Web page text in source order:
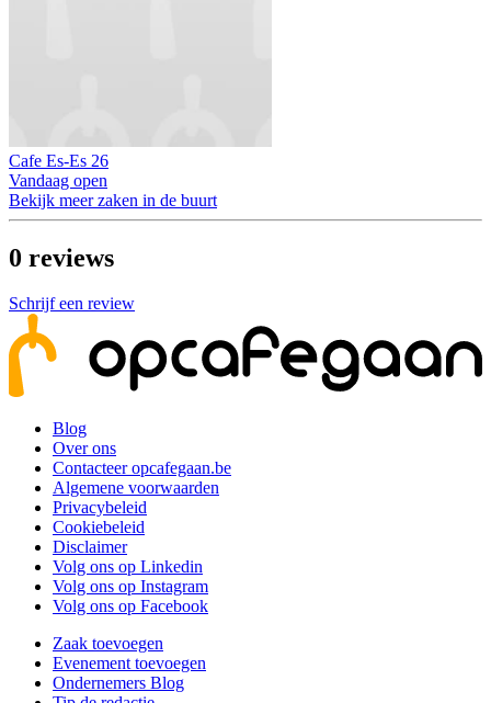
Cafe Es-Es 26
Vandaag open
Bekijk meer zaken in de buurt
0 reviews
Schrijf een review
Blog
Over ons
Contacteer opcafegaan.be
Algemene voorwaarden
Privacybeleid
Cookiebeleid
Disclaimer
Volg ons op Linkedin
Volg ons op Instagram
Volg ons op Facebook
Zaak toevoegen
Evenement toevoegen
Ondernemers Blog